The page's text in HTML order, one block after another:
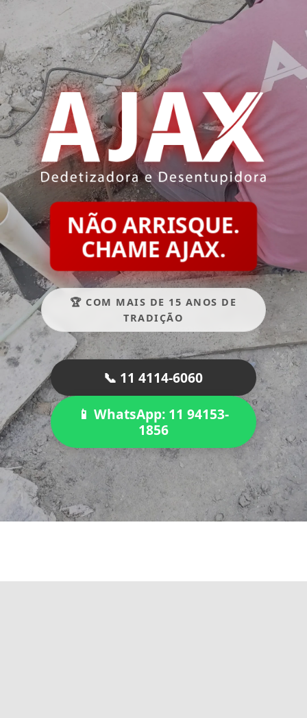
NÃO ARRISQUE.
CHAME AJAX.
🏆 COM MAIS DE 15 ANOS DE
TRADIÇÃO
📞 11 4114-6060
📱 WhatsApp: 11 94153-
1856